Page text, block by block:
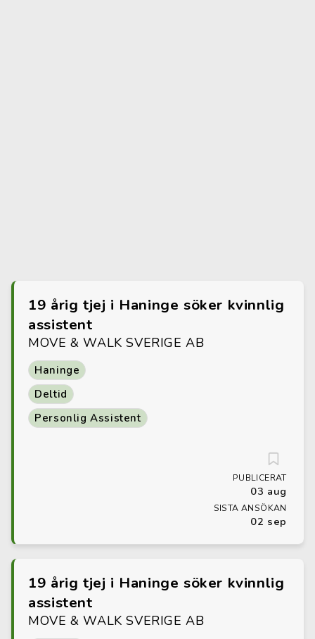
19 årig tjej i Haninge söker kvinnlig
assistent
MOVE & WALK SVERIGE AB
Haninge
Deltid
Personlig Assistent
PUBLICERAT
03 aug
SISTA ANSÖKAN
02 sep
19 årig tjej i Haninge söker kvinnlig
assistent
MOVE & WALK SVERIGE AB